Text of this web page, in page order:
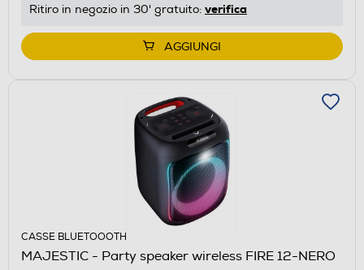
Ritiro in negozio in 30' gratuito: verifica
AGGIUNGI
CASSE BLUETOOOTH
MAJESTIC - Party speaker wireless FIRE 12-NERO